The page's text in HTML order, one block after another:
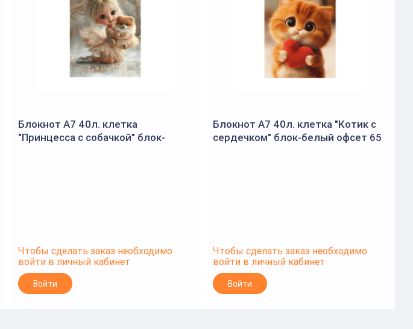
Блокнот А7 40л. клетка
"Принцесса с собачкой" блок-
Чтобы сделать заказ необходимо
войти в личный кабинет
Войти
Блокнот А7 40л. клетка "Котик с
сердечком" блок-белый офсет 65
Чтобы сделать заказ необходимо
войти в личный кабинет
Войти